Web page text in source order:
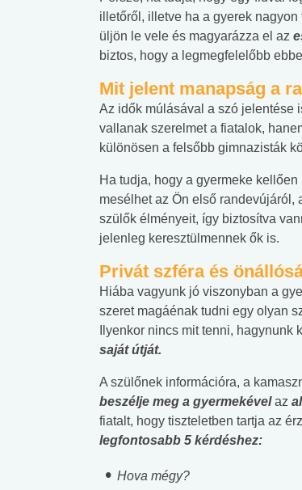
illetőről, illetve ha a gyerek
üljön le vele és magyarázza el az
biztos, hogy a legmegfelelőbb
Mit jelent manapság a
Az idők múlásával a szó jelentése
vallanak szerelmet a fiatalok,
különösen a felsőbb gimnazisták
Ha tudja, hogy a gyermeke
mesélhet az Ön első randevújáról,
szülők élményeit, így biztosítva
jelenleg keresztülmennek ők is.
Privát szféra és
Hiába vagyunk jó viszonyban a
szeret magáénak tudni egy olyan
Ilyenkor nincs mit tenni,
saját útját.
A szülőnek információra, a
beszélje meg a gyermekévelaz
fiatalt, hogy tiszteletben tartja az
legfontosabb 5 kérdéshez:
Hova mégy?